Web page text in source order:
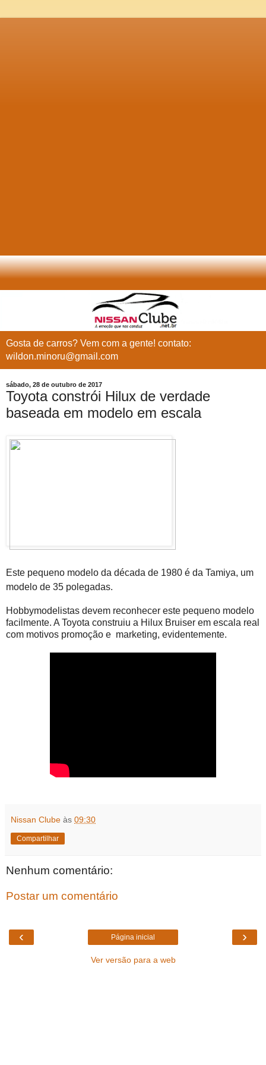
Gosta de carros? Vem com a gente! contato:
wildon.minoru@gmail.com
sábado, 28 de outubro de 2017
Toyota constrói Hilux de verdade
baseada em modelo em escala
Este pequeno modelo da década de 1980 é da Tamiya, um
modelo de 35 polegadas.
Hobbymodelistas devem reconhecer este pequeno modelo
facilmente. A Toyota construiu a Hilux Bruiser em escala real
com motivos promoção e marketing, evidentemente.
Nissan Clube às 09:30
Compartilhar
Nenhum comentário:
Postar um comentário
‹ ›
Página inicial
Ver versão para a web